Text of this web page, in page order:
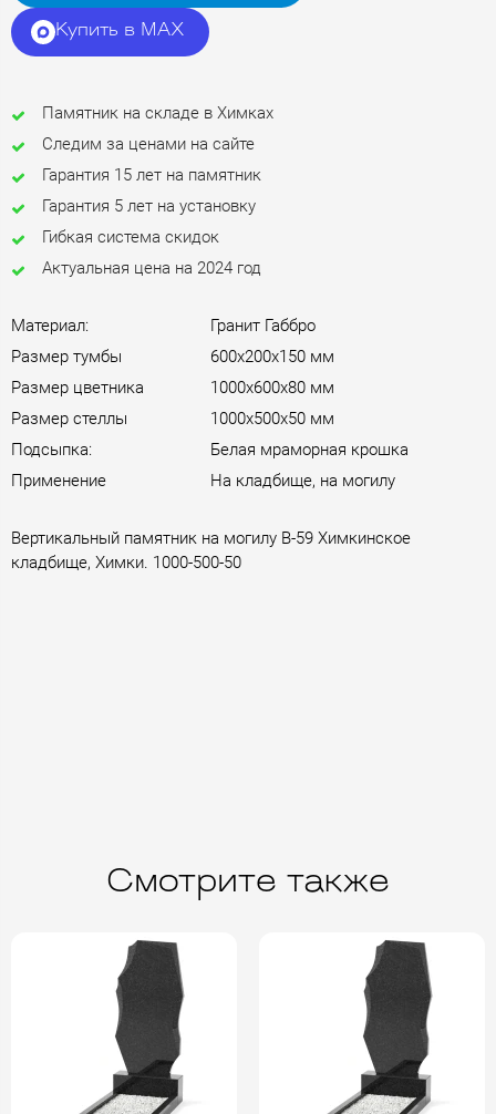
Купить в MAX
Памятник на складе в Химках
Следим за ценами на сайте
Гарантия 15 лет на памятник
Гарантия 5 лет на установку
Гибкая система скидок
Актуальная цена на 2024 год
Материал:
Гранит Габбро
Размер тумбы
600х200х150 мм
Размер цветника
1000х600х80 мм
Размер стеллы
1000х500х50 мм
Подсыпка:
Белая мраморная крошка
Применение
На кладбище, на могилу
Вертикальный памятник на могилу B-59 Химкинское
кладбище, Химки. 1000-500-50
Смотрите также